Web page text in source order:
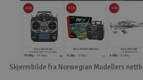
Skjermbilde fra Norwegian Modellers